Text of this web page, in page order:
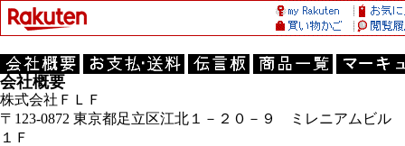
会社概要
株式会社ＦＬＦ
〒123-0872 東京都足立区江北１－２０－９ ミレニアムビル
１Ｆ